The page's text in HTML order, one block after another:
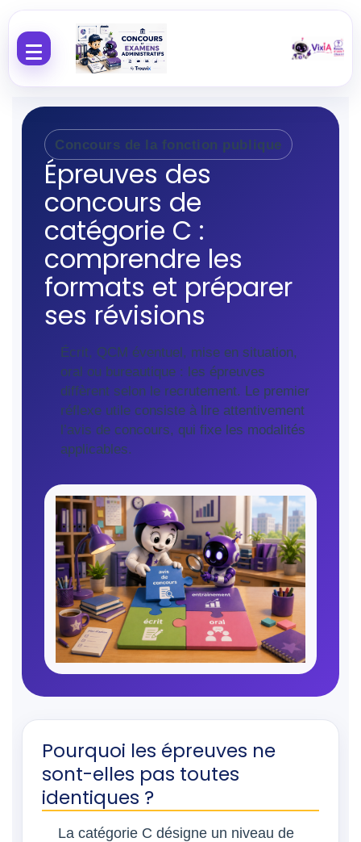
Aller au contenu
Concours de la fonction publique
Épreuves des
concours de
catégorie C :
comprendre les
formats et préparer
ses révisions
Écrit, QCM éventuel, mise en situation,
oral ou bureautique : les épreuves
diffèrent selon le recrutement. Le premier
réflexe utile consiste à lire attentivement
l’avis de concours, qui fixe les modalités
applicables.
Pourquoi les épreuves ne
sont-elles pas toutes
identiques ?
La catégorie C désigne un niveau de